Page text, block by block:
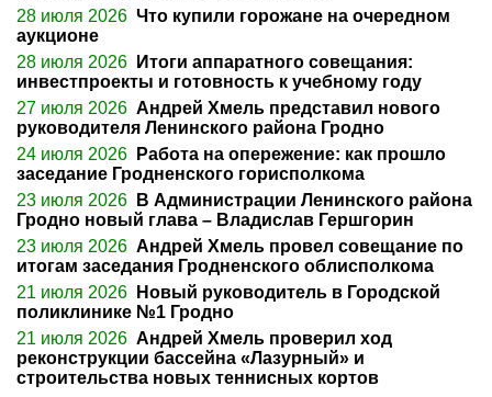
28 июля 2026 Что купили горожане на очередном
аукционе
28 июля 2026
Итоги аппаратного совещания:
инвестпроекты и готовность к учебному году
27 июля 2026 Андрей Хмель представил нового
руководителя Ленинского района Гродно
24 июля 2026
Работа на опережение: как прошло
заседание Гродненского горисполкома
23 июля 2026
В Администрации Ленинского района
Гродно новый глава – Владислав Гершгорин
23 июля 2026 Андрей Хмель провел совещание по
итогам заседания Гродненского облисполкома
21 июля 2026
Новый руководитель в Городской
поликлинике №1 Гродно
21 июля 2026 Андрей Хмель проверил ход
реконструкции бассейна «Лазурный» и
строительства новых теннисных кортов